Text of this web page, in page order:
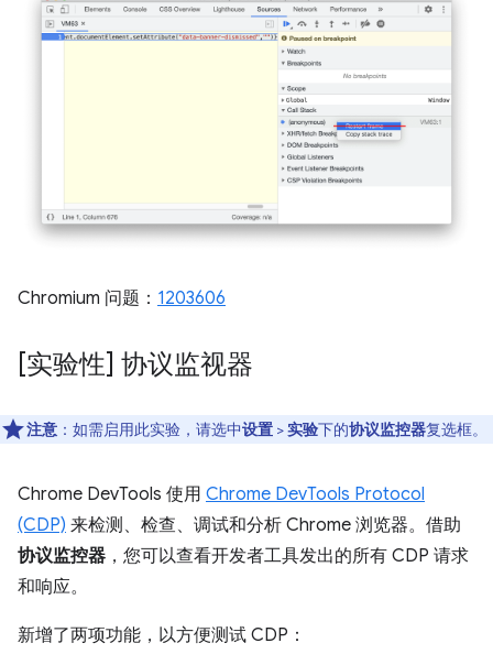
Chromium 问题： 1203606
[实验性] 协议监视器
注意 ：如需启用此实验，请选中设置 >实验下的协议监控器复选框。
Chrome DevTools 使用 Chrome DevTools Protocol
(CDP) 来检测、检查、调试和分析 Chrome 浏览器。借助
协议监控器 ，您可以查看开发者工具发出的所有 CDP 请求
和响应。
新增了两项功能，以方便测试 CDP：